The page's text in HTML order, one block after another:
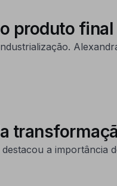
produto final
a